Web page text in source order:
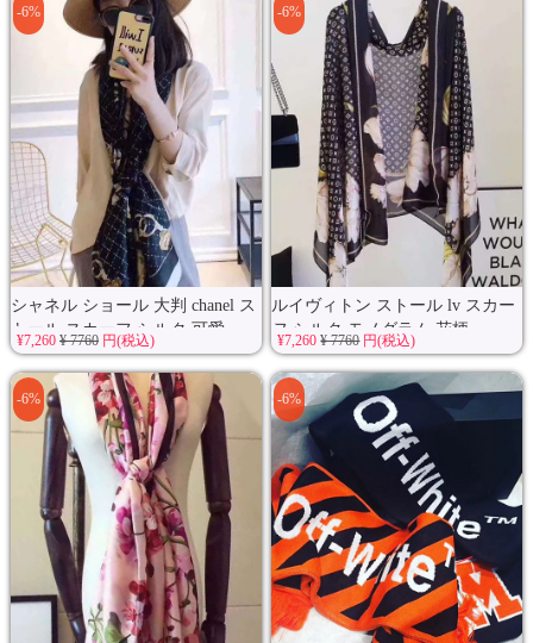
シャネル ショール 大判 chanel ス
トール スカーフ シルク 可愛...
-6%
¥7,260 ¥ 7760円(税込)
ルイヴィトン ストール lv スカー
フ シルク モノグラム 花柄...
-6%
¥7,260¥ 7760円(税込)
-6% -6%